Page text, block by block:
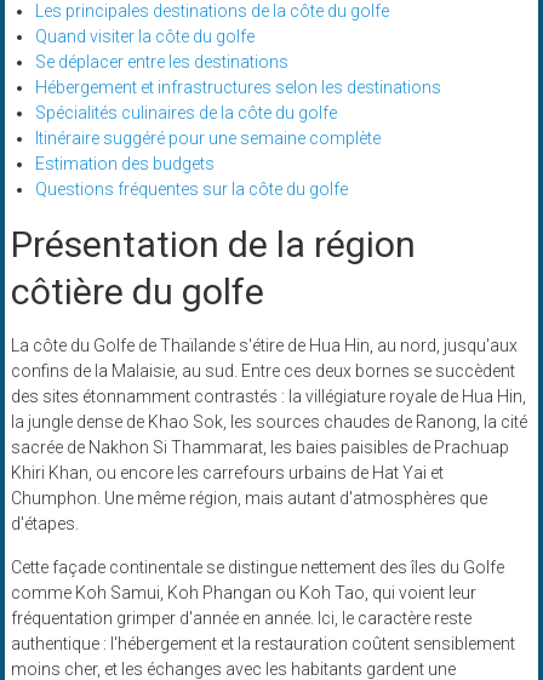
Les principales destinations de la côte du golfe
Quand visiter la côte du golfe
Se déplacer entre les destinations
Hébergement et infrastructures selon les destinations
Spécialités culinaires de la côte du golfe
Itinéraire suggéré pour une semaine complète
Estimation des budgets
Questions fréquentes sur la côte du golfe
Présentation de la région
côtière du golfe
La côte du Golfe de Thaïlande s'étire de Hua Hin, au nord, jusqu'aux
confins de la Malaisie, au sud. Entre ces deux bornes se succèdent
des sites étonnamment contrastés : la villégiature royale de Hua Hin,
la jungle dense de Khao Sok, les sources chaudes de Ranong, la cité
sacrée de Nakhon Si Thammarat, les baies paisibles de Prachuap
Khiri Khan, ou encore les carrefours urbains de Hat Yai et
Chumphon. Une même région, mais autant d'atmosphères que
d'étapes.
Cette façade continentale se distingue nettement des îles du Golfe
comme Koh Samui, Koh Phangan ou Koh Tao, qui voient leur
fréquentation grimper d'année en année. Ici, le caractère reste
authentique : l'hébergement et la restauration coûtent sensiblement
moins cher, et les échanges avec les habitants gardent une